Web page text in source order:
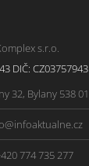
s.r.o.
DIČ: CZ03757943
32, Bylany 538 01
774 735 277